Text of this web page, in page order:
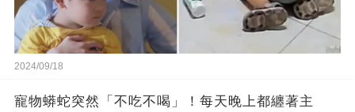
2024/09/18
寵物蟒蛇突然「不吃不喝」！每天晚上都纏著主